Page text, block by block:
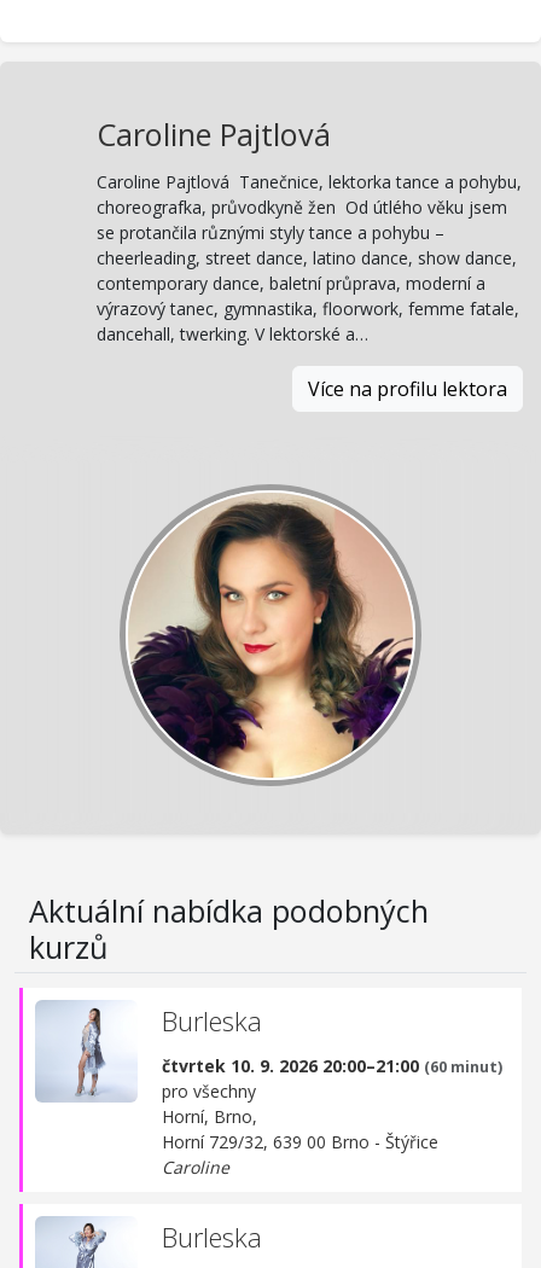
Caroline Pajtlová
Caroline Pajtlová Tanečnice, lektorka tance a pohybu,
choreografka, průvodkyně žen Od útlého věku jsem
se protančila různými styly tance a pohybu –
cheerleading, street dance, latino dance, show dance,
contemporary dance, baletní průprava, moderní a
výrazový tanec, gymnastika, floorwork, femme fatale,
dancehall, twerking. V lektorské a…
Více na profilu lektora
Aktuální nabídka podobných
kurzů
Burleska
čtvrtek 10. 9. 2026 20:00–21:00 (60 minut)
pro všechny
Horní, Brno,
Horní 729/32, 639 00 Brno - Štýřice
Caroline
Burleska